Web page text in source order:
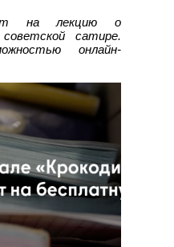
на лекцию о
сатире.
онлайн-